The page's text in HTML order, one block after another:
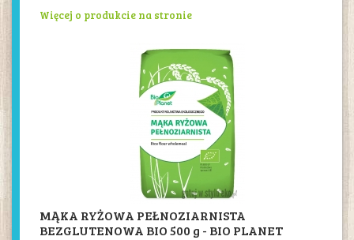
Więcej o produkcie na stronie
MĄKA RYŻOWA PEŁNOZIARNISTA
BEZGLUTENOWA BIO 500 g - BIO PLANET